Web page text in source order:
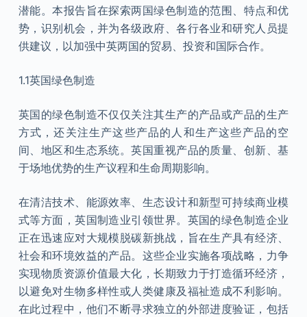
潜能。本报告旨在探索两国绿色制造的范围、特点和优
势，识别机会，并为各级政府、各行各业和研究人员提
供建议，以加强中英两国的贸易、投资和国际合作。
1.1英国绿色制造
英国的绿色制造不仅仅关注其生产的产品或产品的生产
方式，还关注生产这些产品的人和生产这些产品的空
间、地区和生态系统。英国重视产品的质量、创新、基
于场地优势的生产议程和生命周期影响。
在清洁技术、能源效率、生态设计和新型可持续商业模
式等方面，英国制造业引领世界。英国的绿色制造企业
正在迅速应对大规模脱碳新挑战，旨在生产具有经济、
社会和环境效益的产品。这些企业实施各项战略，力争
实现物质资源价值最大化，长期致力于打造循环经济，
以避免对生物多样性或人类健康及福祉造成不利影响。
在此过程中，他们不断寻求独立的外部进度验证，包括